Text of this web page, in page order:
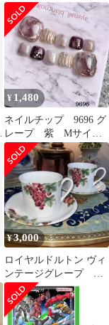
クアクスグミ） 12個
BOX 食玩 賞味期限
2027/02
¥ 1,480
ネイルチップ 9696 グ
レープ 紫 Mサイ
ズ フットネイル ペ
ディキュア 脚用
¥3,000
ロイヤルドルトン ヴィ
ンテージグレープ カ
ップソーサー2客セット